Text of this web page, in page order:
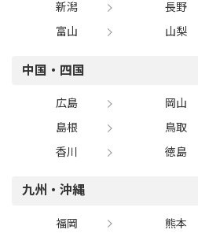
新潟 長野
富山
山梨
中国・四国
広島 岡山
島根
鳥取
香川
徳島
九州・沖縄
福岡 熊本